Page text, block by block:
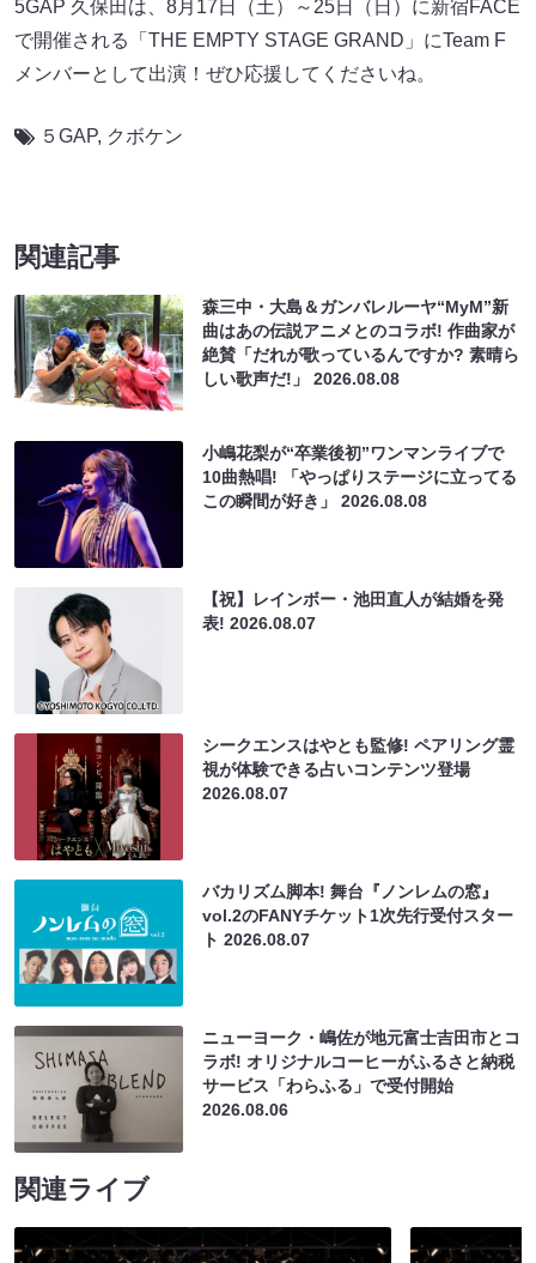
5GAP 久保田は、8月17日（土）～25日（日）に新宿FACE
で開催される「THE EMPTY STAGE GRAND」にTeam F
メンバーとして出演！ぜひ応援してくださいね。
５GAP, クボケン
関連記事
森三中・大島＆ガンバレルーヤ“MyM”新
曲はあの伝説アニメとのコラボ! 作曲家が
絶賛「だれが歌っているんですか? 素晴ら
しい歌声だ!」2026.08.08
小嶋花梨が“卒業後初”ワンマンライブで
10曲熱唱! 「やっぱりステージに立ってる
この瞬間が好き」2026.08.08
【祝】レインボー・池田直人が結婚を発
表!2026.08.07
シークエンスはやとも監修! ペアリング霊
視が体験できる占いコンテンツ登場
2026.08.07
バカリズム脚本! 舞台『ノンレムの窓』
vol.2のFANYチケット1次先行受付スター
ト2026.08.07
ニューヨーク・嶋佐が地元富士吉田市とコ
ラボ! オリジナルコーヒーがふるさと納税
サービス「わらふる」で受付開始
2026.08.06
関連ライブ